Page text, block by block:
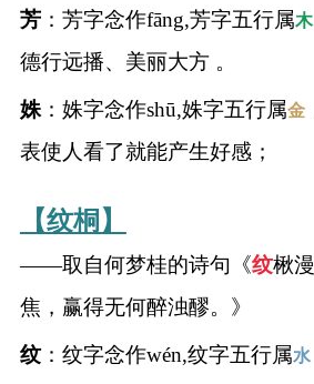
名
兔年起名
取
芳：芳字念作fāng,芳字五行属木
德行远播、美丽大方 。
姝：姝字念作shū,姝字五行属金
表使人看了就能产生好感；
【纹桐】
——取自何梦桂的诗句《纹楸
焦，赢得无何醉浊醪。》
纹：纹字念作wén,纹字五行属水